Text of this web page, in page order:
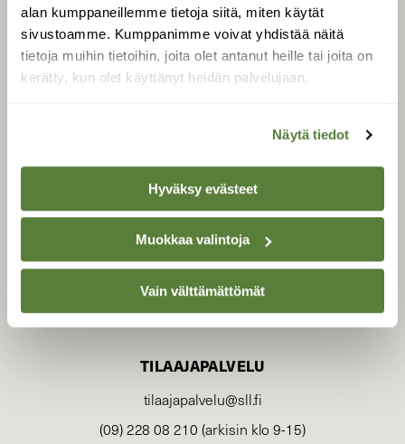
alan kumppaneillemme tietoja siitä, miten käytät
sivustoamme. Kumppanimme voivat yhdistää näitä
tietoja muihin tietoihin, joita olet antanut heille tai joita on
kerätty, kun olet käyttänyt heidän palvelujaan.
Näytä tiedot
Hyväksy evästeet
Muokkaa valintoja
Vain välttämättömät
SUOMEN LUONNON­
SUOJELU­LIITTO
Suomen Luonto -lehden
luonnonsuojelu­liitto.
TILAAJAPALVELU
tilaajapalvelu@sll.fi
(09) 228 08 210 (arkisin klo 9-15)